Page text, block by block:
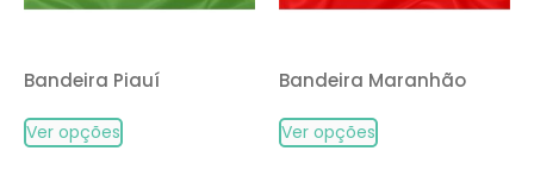
Bandeira Piauí
Ver opções
Bandeira Maranhão
Ver opções